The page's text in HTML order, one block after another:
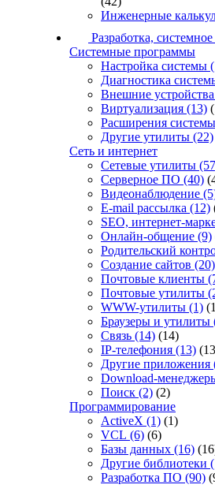
Инженерные
Разработка,
Системные программы
Настройка системы
Диагностика
Внешние устройства
Виртуализация (13)
Расширения системы
Другие утилиты (22)
Сеть и интернет
Сетевые утилиты
Серверное ПО (40)
Видеонаблюдение
E-mail рассылка (12)
SEO, интернет-
Онлайн-общение (9)
Родительский
Создание сайтов (20)
Почтовые клиенты
Почтовые утилиты
WWW-утилиты (1)
Браузеры и утилиты
Связь (14) (14)
IP-телефония (13)
Другие приложения
Download-
Поиск (2) (2)
Программирование
ActiveX (1) (1)
VCL (6) (6)
Базы данных (16)
Другие библиотеки
Разработка ПО (90)